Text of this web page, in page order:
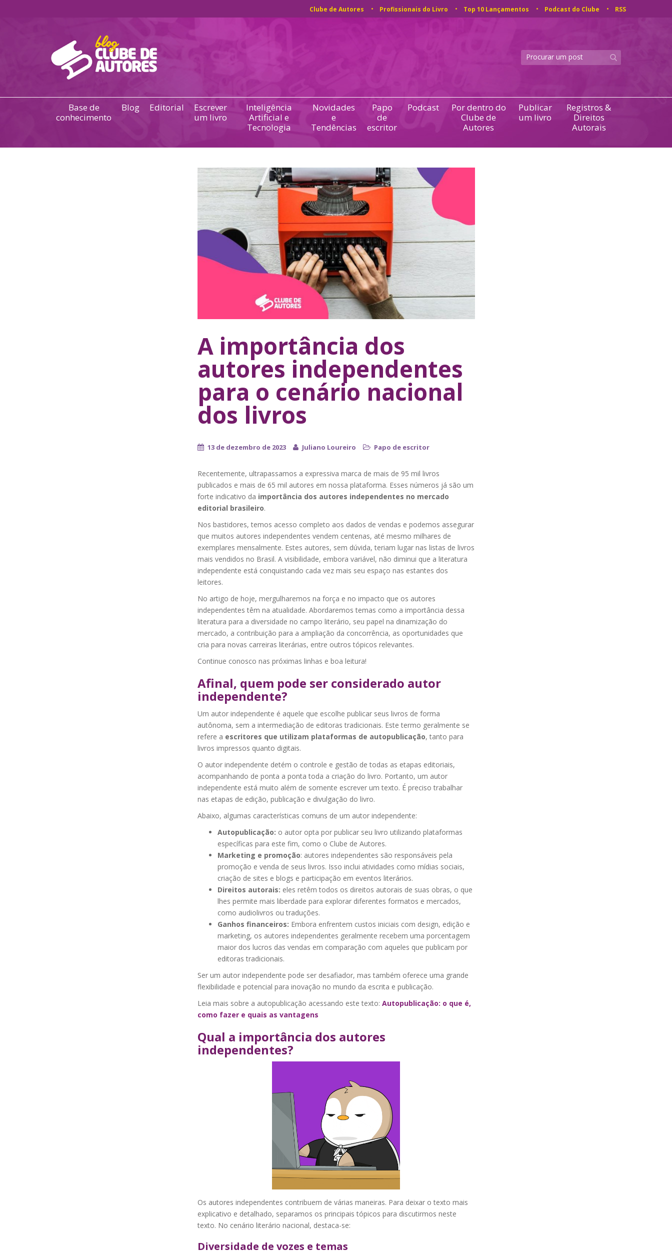
Clube de Autores Profissionais do Livro Top 10 Lançamentos Podcast do Clube RSS
Base de
conhecimento
Blog Editorial
Escrever
um livro
Inteligência
Artificial e
Tecnologia
Novidades
e
Tendências
Papo
de
escritor
Podcast
Por dentro do
Clube de
Autores
Publicar
um livro
Registros &
Direitos
Autorais
A importância dos
autores independentes
para o cenário nacional
dos livros
13 de dezembro de 2023 Juliano Loureiro Papo de escritor
Recentemente, ultrapassamos a expressiva marca de mais de 95 mil livros
publicados e mais de 65 mil autores em nossa plataforma. Esses números já são um
forte indicativo da importância dos autores independentes no mercado
editorial brasileiro.
Nos bastidores, temos acesso completo aos dados de vendas e podemos assegurar
que muitos autores independentes vendem centenas, até mesmo milhares de
exemplares mensalmente. Estes autores, sem dúvida, teriam lugar nas listas de livros
mais vendidos no Brasil. A visibilidade, embora variável, não diminui que a literatura
independente está conquistando cada vez mais seu espaço nas estantes dos
leitores.
No artigo de hoje, mergulharemos na força e no impacto que os autores
independentes têm na atualidade. Abordaremos temas como a importância dessa
literatura para a diversidade no campo literário, seu papel na dinamização do
mercado, a contribuição para a ampliação da concorrência, as oportunidades que
cria para novas carreiras literárias, entre outros tópicos relevantes.
Continue conosco nas próximas linhas e boa leitura!
Afinal, quem pode ser considerado autor
independente?
Um autor independente é aquele que escolhe publicar seus livros de forma
autônoma, sem a intermediação de editoras tradicionais. Este termo geralmente se
refere a escritores que utilizam plataformas de autopublicação, tanto para
livros impressos quanto digitais.
O autor independente detém o controle e gestão de todas as etapas editoriais,
acompanhando de ponta a ponta toda a criação do livro. Portanto, um autor
independente está muito além de somente escrever um texto. É preciso trabalhar
nas etapas de edição, publicação e divulgação do livro.
Abaixo, algumas características comuns de um autor independente:
Autopublicação: o autor opta por publicar seu livro utilizando plataformas
específicas para este fim, como o Clube de Autores.
Marketing e promoção: autores independentes são responsáveis ​​pela
promoção e venda de seus livros. Isso inclui atividades como mídias sociais,
criação de sites e blogs e participação em eventos literários.
Direitos autorais: eles retêm todos os direitos autorais de suas obras, o que
lhes permite mais liberdade para explorar diferentes formatos e mercados,
como audiolivros ou traduções.
Ganhos financeiros: Embora enfrentem custos iniciais com design, edição e
marketing, os autores independentes geralmente recebem uma porcentagem
maior dos lucros das vendas em comparação com aqueles que publicam por
editoras tradicionais.
Ser um autor independente pode ser desafiador, mas também oferece uma grande
flexibilidade e potencial para inovação no mundo da escrita e publicação.
Leia mais sobre a autopublicação acessando este texto: Autopublicação: o que é,
como fazer e quais as vantagens
Qual a importância dos autores
independentes?
Os autores independentes contribuem de várias maneiras. Para deixar o texto mais
explicativo e detalhado, separamos os principais tópicos para discutirmos neste
texto. No cenário literário nacional, destaca-se:
Diversidade de vozes e temas